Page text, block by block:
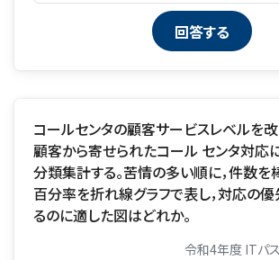
コールセンタの顧客サービスレベルを改
顧客から寄せられたコール センタ対応
分類集計する。苦情の多い順に，件数を
百分率を折れ線グラフで表し，対応の
るのに適した図はどれか。
令和4年度 ITパ